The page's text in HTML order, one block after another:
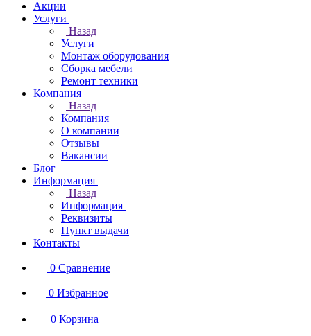
Акции
Услуги
Назад
Услуги
Монтаж оборудования
Сборка мебели
Ремонт техники
Компания
Назад
Компания
О компании
Отзывы
Вакансии
Блог
Информация
Назад
Информация
Реквизиты
Пункт выдачи
Контакты
0 Сравнение
0 Избранное
0 Корзина